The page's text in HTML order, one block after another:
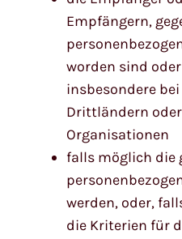
Empfängern,
worden sind
insbesondere
Drittländern
Organisationen
falls möglich die
werden, oder,
die Kriterien für